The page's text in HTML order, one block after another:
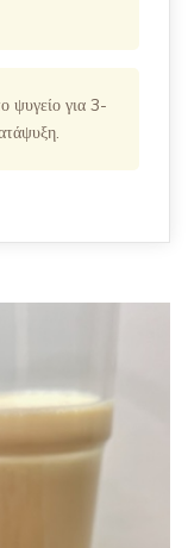
ψυγείο για 3-